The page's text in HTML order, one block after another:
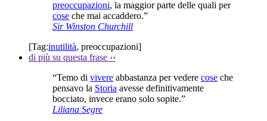
preoccupazioni, la maggior parte delle quali per
cose che mai accaddero.”
Sir Winston Churchill
[Tag:inutilità, preoccupazioni]
di più su questa frase ››
“Temo di vivere abbastanza per vedere cose che
pensavo la Storia avesse definitivamente
bocciato, invece erano solo sopite.”
Liliana Segre